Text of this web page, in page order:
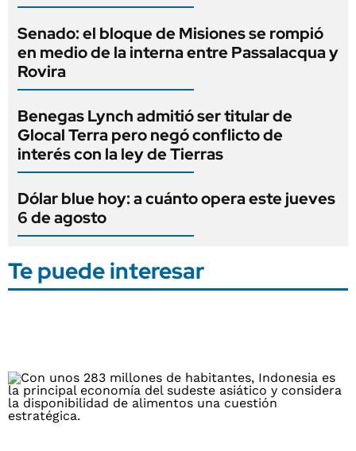
Senado: el bloque de Misiones se rompió
en medio de la interna entre Passalacqua y
Rovira
Benegas Lynch admitió ser titular de
Glocal Terra pero negó conflicto de
interés con la ley de Tierras
Dólar blue hoy: a cuánto opera este jueves
6 de agosto
Te puede interesar